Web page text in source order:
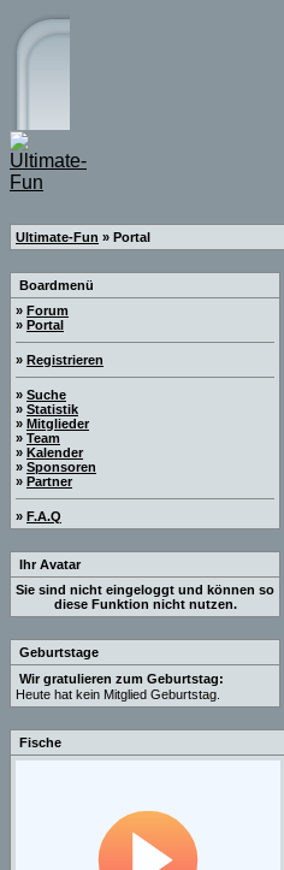
Ultimate-Fun » Portal
Boardmenü
» Forum
» Portal
» Registrieren
» Suche
» Statistik
» Mitglieder
» Team
» Kalender
» Sponsoren
» Partner
» F.A.Q
Ihr Avatar
Sie sind nicht eingeloggt und können so
diese Funktion nicht nutzen.
Geburtstage
Wir gratulieren zum Geburtstag:
Heute hat kein Mitglied Geburtstag.
Fische